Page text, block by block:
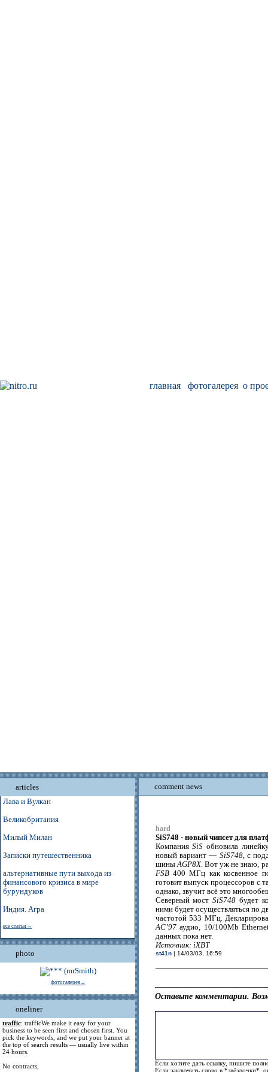
главная фотогалерея о
articles
Лава и Вулкан
Великобритания
Милый Милан
Записки путешественника
альтернативные пути выхода из
финансового кризиса в мире
бурундуков
Индия. Агра
все статьи→
photo
фотогалерея→
oneliner
traffic: trafficWe make it easy for your
business to be seen first and chosen first. You
pick the keywords, and we put your banner at
the top of search results — usually live within
24 hours.
No contracts,
comment news
hard
SiS748 - новый чипсет для
КомпанияSiS обновила
новый вариант — SiS748, с
шиныAGP8X. Вот уж не знаю,
FSB400 МГц как косвенное
готовит выпуск процессоров с
однако, звучит всё это
Северный мостSiS748 будет
ними будет осуществляться по
частотой 533 МГц.
AC’97аудио, 10/100Mb
данных пока нет.
Источник: iXBT
st41n| 14/03/03, 16:59
Оставьте комментарии.
Если хотите дать ссылку, пишите
Если заключить слово в *звёздочки*,